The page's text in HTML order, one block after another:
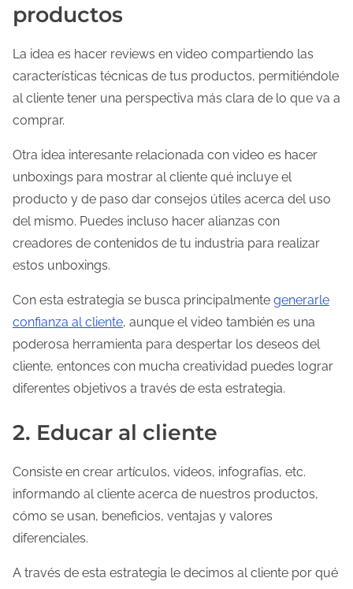
productos
La idea es hacer reviews en video compartiendo las
características técnicas de tus productos, permitiéndole
al cliente tener una perspectiva más clara de lo que va a
comprar.
Otra idea interesante relacionada con video es hacer
unboxings para mostrar al cliente qué incluye el
producto y de paso dar consejos útiles acerca del uso
del mismo. Puedes incluso hacer alianzas con
creadores de contenidos de tu industria para realizar
estos unboxings.
Con esta estrategia se busca principalmente generarle
confianza al cliente, aunque el video también es una
poderosa herramienta para despertar los deseos del
cliente, entonces con mucha creatividad puedes lograr
diferentes objetivos a través de esta estrategia.
2. Educar al cliente
Consiste en crear artículos, videos, infografías, etc.
informando al cliente acerca de nuestros productos,
cómo se usan, beneficios, ventajas y valores
diferenciales.
A través de esta estrategia le decimos al cliente por qué